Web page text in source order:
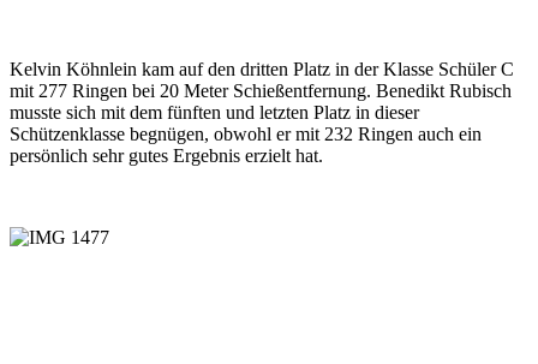
Kelvin Köhnlein kam auf den dritten Platz in der Klasse Schüler C
mit 277 Ringen bei 20 Meter Schießentfernung. Benedikt Rubisch
musste sich mit dem fünften und letzten Platz in dieser
Schützenklasse begnügen, obwohl er mit 232 Ringen auch ein
persönlich sehr gutes Ergebnis erzielt hat.